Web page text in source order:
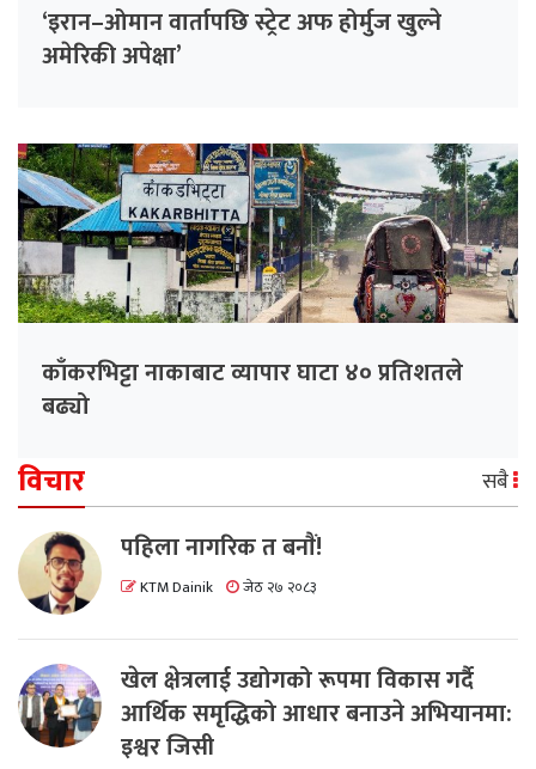
‘इरान–ओमान वार्तापछि स्ट्रेट अफ होर्मुज खुल्ने
अमेरिकी अपेक्षा’
काँकरभिट्टा नाकाबाट व्यापार घाटा ४० प्रतिशतले
बढ्यो
विचार सबै
पहिला नागरिक त बनाैं!
KTM Dainik जेठ २७ २०८३
खेल क्षेत्रलाई उद्योगको रूपमा विकास गर्दै
आर्थिक समृद्धिको आधार बनाउने अभियानमा:
इश्वर जिसी